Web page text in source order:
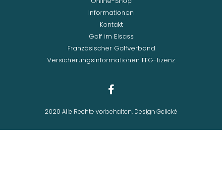
Informationen
Kontakt
Golf im Elsass
Französischer Golfverband
Versicherungsinformationen FFG-Lizenz
2020 Alle Rechte vorbehalten. Design Gclické